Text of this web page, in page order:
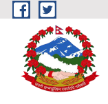
Skip to main content